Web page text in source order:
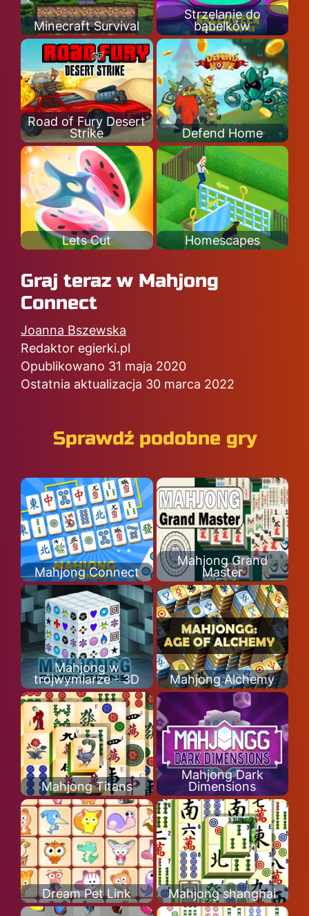
Minecraft Survival
Strzelanie do
bąbelków
Road of Fury Desert
Strike
Defend Home
Lets Cut Homescapes
Graj teraz w Mahjong
Connect
Joanna Bszewska
Redaktor egierki.pl
Opublikowano 31 maja 2020
Ostatnia aktualizacja 30 marca 2022
Sprawdź podobne gry
Mahjong Connect
Mahjong Grand
Master
Mahjong w
trójwymiarze - 3D
Mahjong Alchemy
Mahjong Titans
Mahjong Dark
Dimensions
Dream Pet Link Mahjong shanghai